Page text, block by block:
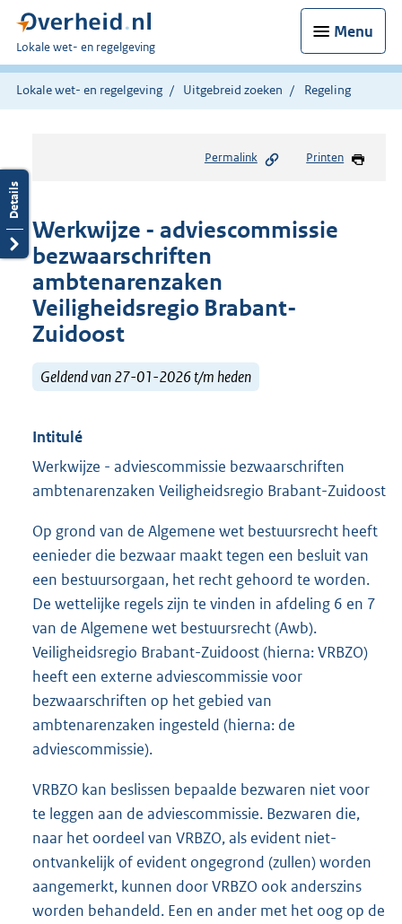
Menu
U
bent
hier:
Lokale wet- en regelgeving
Lokale wet- en regelgeving Uitgebreid zoeken Regeling
Permalink Printen
Werkwijze - adviescommissie
bezwaarschriften
ambtenarenzaken
Veiligheidsregio Brabant-
Zuidoost
Geldend van 27-01-2026 t/m heden
Intitulé
Werkwijze - adviescommissie bezwaarschriften
ambtenarenzaken Veiligheidsregio Brabant-Zuidoost
Op grond van de Algemene wet bestuursrecht heeft
eenieder die bezwaar maakt tegen een besluit van
een bestuursorgaan, het recht gehoord te worden.
De wettelijke regels zijn te vinden in afdeling 6 en 7
van de Algemene wet bestuursrecht (Awb).
Veiligheidsregio Brabant-Zuidoost (hierna: VRBZO)
heeft een externe adviescommissie voor
bezwaarschriften op het gebied van
ambtenarenzaken ingesteld (hierna: de
adviescommissie).
VRBZO kan beslissen bepaalde bezwaren niet voor
te leggen aan de adviescommissie. Bezwaren die,
naar het oordeel van VRBZO, als evident niet-
ontvankelijk of evident ongegrond (zullen) worden
aangemerkt, kunnen door VRBZO ook anderszins
worden behandeld. Een en ander met het oog op de